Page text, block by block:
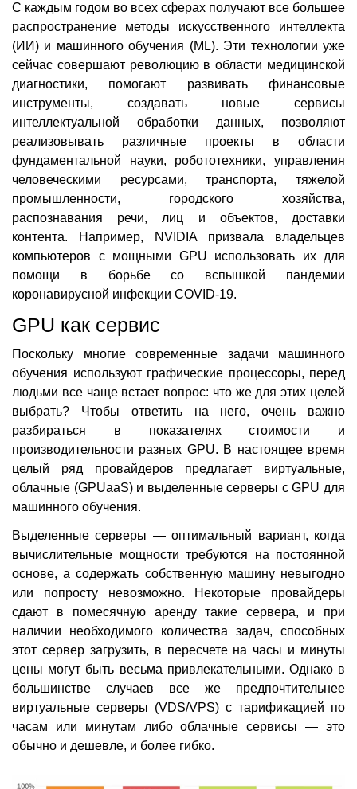
С каждым годом во всех сферах получают все большее
распространение методы искусственного интеллекта
(ИИ) и машинного обучения (ML). Эти технологии уже
сейчас совершают революцию в области медицинской
диагностики, помогают развивать финансовые
инструменты, создавать новые сервисы
интеллектуальной обработки данных, позволяют
реализовывать различные проекты в области
фундаментальной науки, робототехники, управления
человеческими ресурсами, транспорта, тяжелой
промышленности, городского хозяйства,
распознавания речи, лиц и объектов, доставки
контента. Например, NVIDIA призвала владельцев
компьютеров с мощными GPU использовать их для
помощи в борьбе со вспышкой пандемии
коронавирусной инфекции COVID-19.
GPU как сервис
Поскольку многие современные задачи машинного
обучения используют графические процессоры, перед
людьми все чаще встает вопрос: что же для этих целей
выбрать? Чтобы ответить на него, очень важно
разбираться в показателях стоимости и
производительности разных GPU. В настоящее время
целый ряд провайдеров предлагает виртуальные,
облачные (GPUaaS) и выделенные серверы с GPU для
машинного обучения.
Выделенные серверы — оптимальный вариант, когда
вычислительные мощности требуются на постоянной
основе, а содержать собственную машину невыгодно
или попросту невозможно. Некоторые провайдеры
сдают в помесячную аренду такие сервера, и при
наличии необходимого количества задач, способных
этот сервер загрузить, в пересчете на часы и минуты
цены могут быть весьма привлекательными. Однако в
большинстве случаев все же предпочтительнее
виртуальные серверы (VDS/VPS) с тарификацией по
часам или минутам либо облачные сервисы — это
обычно и дешевле, и более гибко.